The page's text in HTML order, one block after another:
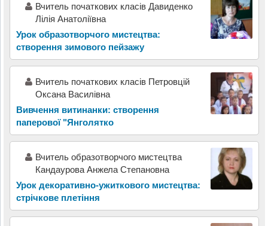
Вчитель початкових класів Давиденко
Лілія Анатоліївна
Урок образотворчого мистецтва:
створення зимового пейзажу
Вчитель початкових класів Петровцій
Оксана Василівна
Вивчення витинанки: створення
паперової "Янголятко
Вчитель образотворчого мистецтва
Кандаурова Анжела Степановна
Урок декоративно-ужиткового мистецтва:
стрічкове плетіння